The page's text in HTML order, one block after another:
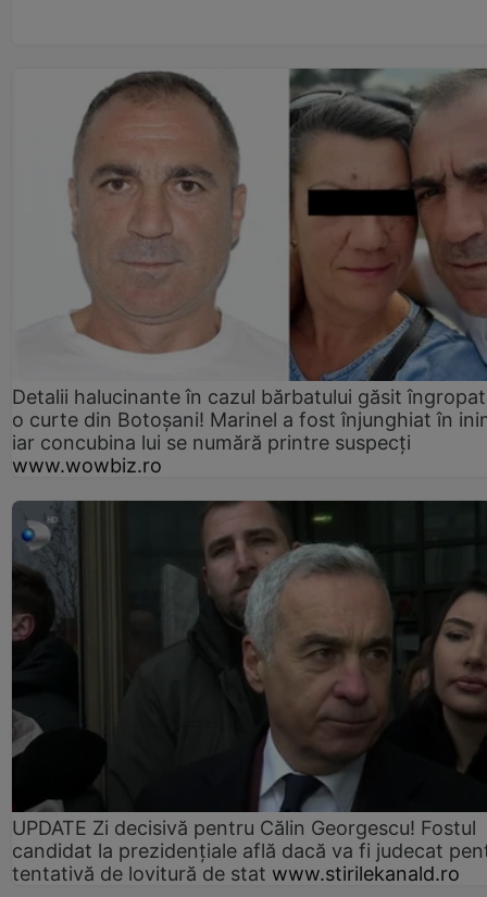
Detalii halucinante în cazul bărbatului găsit
o curte din Botoșani! Marinel a fost înjunghiat în
iar concubina lui se numără printre suspecți
www.wowbiz.ro
UPDATE Zi decisivă pentru Călin Georgescu! Fostul
candidat la prezidențiale află dacă va fi judecat
tentativă de lovitură de stat www.stirilekanald.ro